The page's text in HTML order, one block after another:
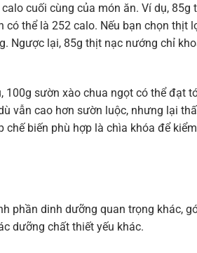
cuối cùng của món ăn. Ví dụ, 85g
thể là 252 calo. Nếu bạn chọn thịt
Ngược lại, 85g thịt nạc nướng chỉ
100g sườn xào chua ngọt có thể đạt
vẫn cao hơn sườn luộc, nhưng lại
biến phù hợp là chìa khóa để kiểm
phần dinh dưỡng quan trọng khác,
dưỡng chất thiết yếu khác.